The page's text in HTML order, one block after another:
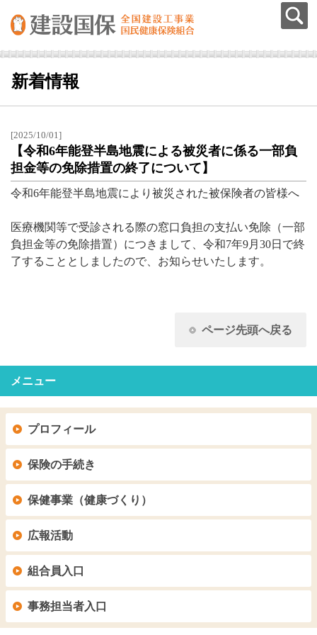
新着情報
[2025/10/01]
【令和6年能登半島地震による被災者に係る一部負
担金等の免除措置の終了について】
令和6年能登半島地震により被災された被保険者の皆様へ
医療機関等で受診される際の窓口負担の支払い免除（一部
負担金等の免除措置）につきまして、令和7年9月30日で終
了することとしましたので、お知らせいたします。
ページ先頭へ戻る
メニュー
プロフィール
保険の手続き
保健事業（健康づくり）
広報活動
組合員入口
事務担当者入口